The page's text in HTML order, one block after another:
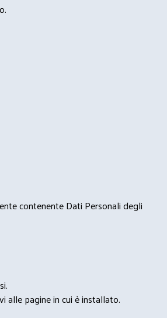
contenente Dati Personali degli
alle pagine in cui è installato.